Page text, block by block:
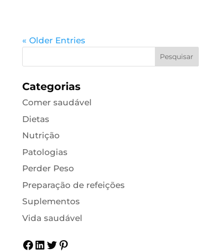
« Older Entries
Categorias
Comer saudável
Dietas
Nutrição
Patologias
Perder Peso
Preparação de refeições
Suplementos
Vida saudável
Facebook
LinkedIn
Twitter
Pinterest